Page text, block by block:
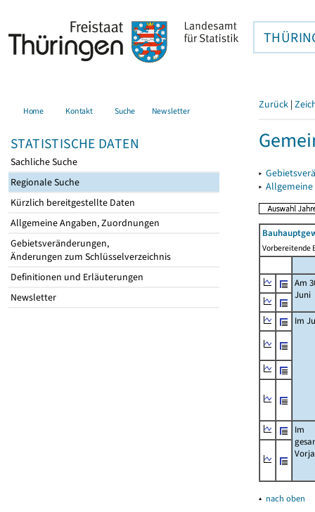
Home Kontakt Suche Newsletter
STATISTISCHE DATEN
Sachliche Suche
Regionale Suche
Kürzlich bereitgestellte Daten
Allgemeine Angaben, Zuordnungen
Gebietsveränderungen,
Änderungen zum Schlüsselverzeichnis
Definitionen und Erläuterungen
Newsletter
Zurück |
▸
▸
Vorbereitende
Am
Juni
Im
Im
▴ nach oben